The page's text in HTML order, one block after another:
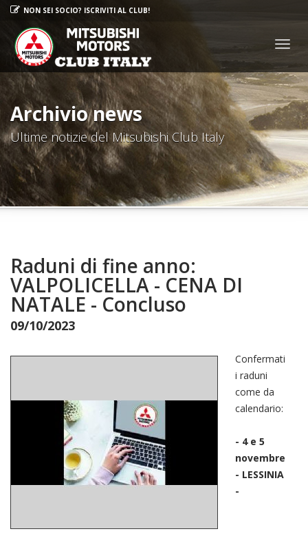
NON SEI SOCIO? ISCRIVITI AL CLUB!
Archivio news
Ultime notizie del Mitsubishi Club Italy
Raduni di fine anno:
VALPOLICELLA - CENA DI
NATALE - Concluso
09/10/2023
Confermati
i raduni
come da
calendario:
- 4 e 5
novembre
- LESSINIA
-